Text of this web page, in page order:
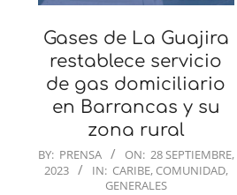
Gases de La Guajira
restablece servicio
de gas domiciliario
en Barrancas y su
zona rural
2023-
09-
BY: PRENSA ON: 28 SEPTIEMBRE,
2023
IN: CARIBE, COMUNIDAD,
GENERALES